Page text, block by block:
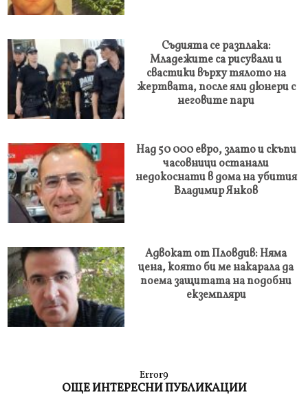
Съдията се разплака:
Младежите са рисували и
свастики върху тялото на
жертвата, после яли дюнери с
неговите пари
Над 50 000 евро, злато и скъпи
часовници останали
недокоснати в дома на убития
Владимир Янков
Адвокат от Пловдив: Няма
цена, която би ме накарала да
поема защитата на подобни
екземпляри
Error9
ОЩЕ ИНТЕРЕСНИ ПУБЛИКАЦИИ